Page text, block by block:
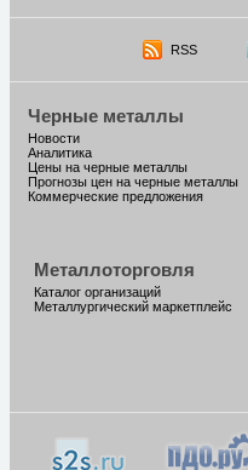
RSS
Черные металлы
Новости
Аналитика
Цены на черные металлы
Прогнозы цен на черные металлы
Коммерческие предложения
Металлоторговля
Каталог организаций
Металлургический маркетплейс